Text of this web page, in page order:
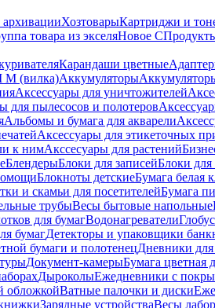
ХозтоварыКартриджи и
товара из экселяНовое С
Карандаши цветные
M (вилка)Аккумуляторы
Аксессуары для уничтожителей
для пылесосов и полотеров
Альбомы и бумага для акварели
Аксессуары для этикеточных
к нимАкссесуары для растений
БлендерыБлоки для записейБлоки для
Блокноты детскиеБумага белая
и скамьи для посетителейБумага
трубыВесы бытовые напольные
для бумагВодонагреватели
бумагДетекторы и упаковщики
бумаги и полотенецДневники
Документ-камерыБумага цветная
ДыроколыЕжедневники с
обложкойВатные палочки и диски
Зарядные устройстваВесы